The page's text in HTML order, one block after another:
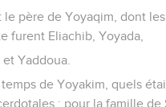
le père de Yoyaqim, dont
furent Eliachib, Yoyada,
Yaddoua.
de Yoyakim, quels
: pour la famille de